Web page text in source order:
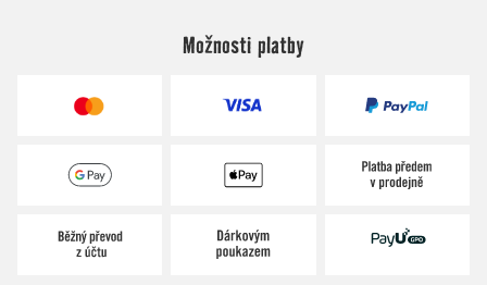
Možnosti platby